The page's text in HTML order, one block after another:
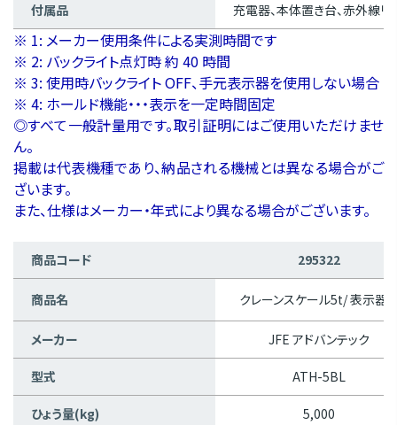
付属品 充電器、本体置き台、赤外線リ
※ 1: メーカー使用条件による実測時間です
※ 2: バックライト点灯時 約 40 時間
※ 3: 使用時バックライト OFF、手元表示器を使用しない場合
※ 4: ホールド機能・・・表示を一定時間固定
◎すべて一般計量用です。取引証明にはご使用いただけませ
ん。
掲載は代表機種であり、納品される機械とは異なる場合がご
ざいます。
また、仕様はメーカー・年式により異なる場合がございます。
商品コード 295322
商品名 クレーンスケール5t/ 表示器
メーカー JFE アドバンテック
型式 ATH-5BL
ひょう量(kg) 5,000